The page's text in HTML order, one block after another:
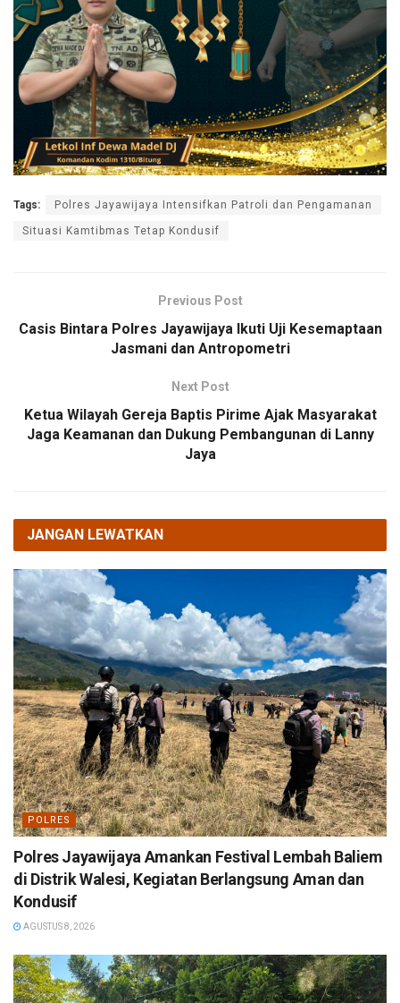
Tags: Polres Jayawijaya Intensifkan Patroli dan Pengamanan
Situasi Kamtibmas Tetap Kondusif
Previous Post
Casis Bintara Polres Jayawijaya Ikuti Uji Kesemaptaan
Jasmani dan Antropometri
Next Post
Ketua Wilayah Gereja Baptis Pirime Ajak Masyarakat
Jaga Keamanan dan Dukung Pembangunan di Lanny
Jaya
JANGAN LEWATKAN
POLRES
Polres Jayawijaya Amankan Festival Lembah Baliem
di Distrik Walesi, Kegiatan Berlangsung Aman dan
Kondusif
AGUSTUS 8, 2026